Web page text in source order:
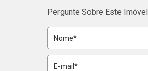
Pergunte Sobre Este Imóvel